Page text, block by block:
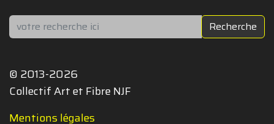
Rechercher Recherche
© 2013-2026
Collectif Art et Fibre NJF
Mentions légales